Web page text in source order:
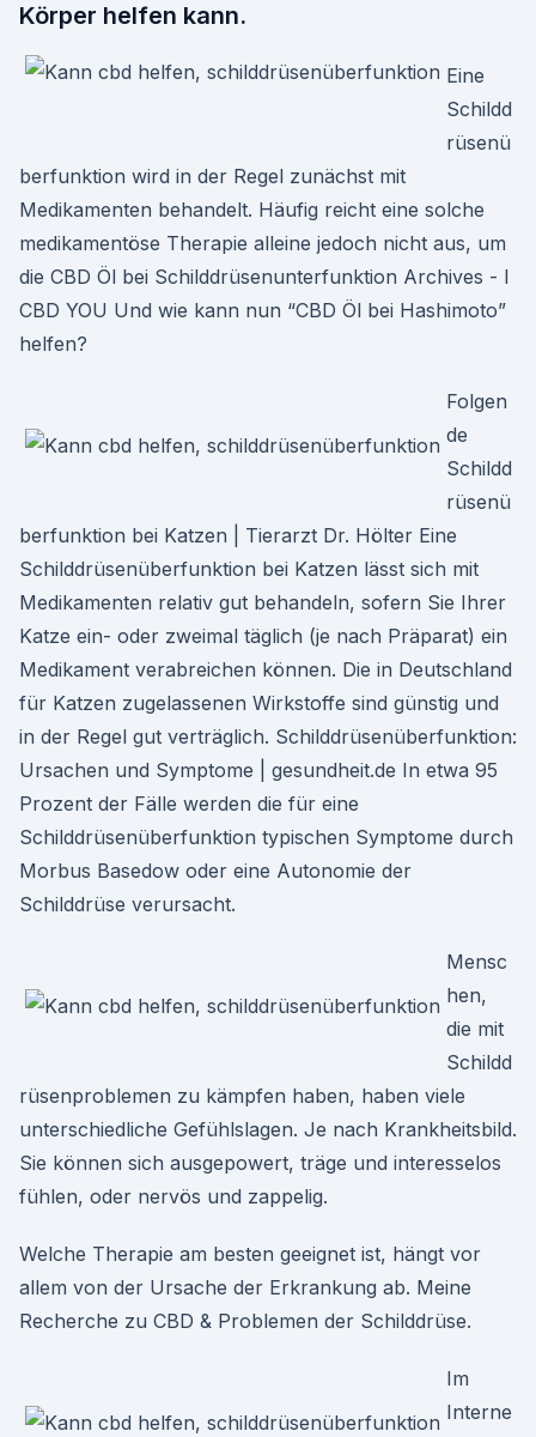
Körper helfen kann.
Eine
Schildd
rüsenü
berfunktion wird in der Regel zunächst mit
Medikamenten behandelt. Häufig reicht eine solche
medikamentöse Therapie alleine jedoch nicht aus, um
die CBD Öl bei Schilddrüsenunterfunktion Archives - I
CBD YOU Und wie kann nun “CBD Öl bei Hashimoto”
helfen?
Folgen
de
Schildd
rüsenü
berfunktion bei Katzen | Tierarzt Dr. Hölter Eine
Schilddrüsenüberfunktion bei Katzen lässt sich mit
Medikamenten relativ gut behandeln, sofern Sie Ihrer
Katze ein- oder zweimal täglich (je nach Präparat) ein
Medikament verabreichen können. Die in Deutschland
für Katzen zugelassenen Wirkstoffe sind günstig und
in der Regel gut verträglich. Schilddrüsenüberfunktion:
Ursachen und Symptome | gesundheit.de In etwa 95
Prozent der Fälle werden die für eine
Schilddrüsenüberfunktion typischen Symptome durch
Morbus Basedow oder eine Autonomie der
Schilddrüse verursacht.
Mensc
hen,
die mit
Schildd
rüsenproblemen zu kämpfen haben, haben viele
unterschiedliche Gefühlslagen. Je nach Krankheitsbild.
Sie können sich ausgepowert, träge und interesselos
fühlen, oder nervös und zappelig.
Welche Therapie am besten geeignet ist, hängt vor
allem von der Ursache der Erkrankung ab. Meine
Recherche zu CBD & Problemen der Schilddrüse.
Im
Interne